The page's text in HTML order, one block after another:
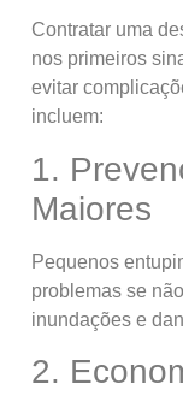
Contratar uma
nos primeiros
evitar
incluem:
1.
Maiores
Pequenos
problemas se
inundações e
2.